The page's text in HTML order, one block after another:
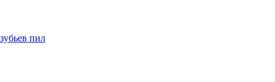
пил